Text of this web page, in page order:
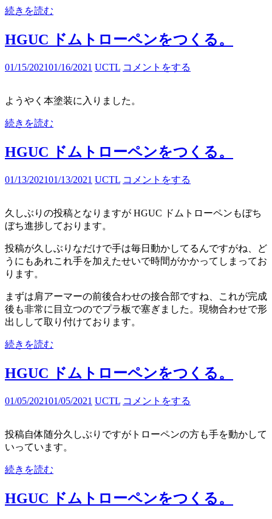
続きを読む
HGUC ドムトローペンをつくる。
01/15/202101/16/2021 UCTL コメントをする
ようやく本塗装に入りました。
続きを読む
HGUC ドムトローペンをつくる。
01/13/202101/13/2021 UCTL コメントをする
久しぶりの投稿となりますが HGUC ドムトローペンもぼち
ぼち進捗しております。
投稿が久しぶりなだけで手は毎日動かしてるんですがね、ど
うにもあれこれ手を加えたせいで時間がかかってしまってお
ります。
まずは肩アーマーの前後合わせの接合部ですね、これが完成
後も非常に目立つのでプラ板で塞ぎました。現物合わせで形
出しして取り付けております。
続きを読む
HGUC ドムトローペンをつくる。
01/05/202101/05/2021 UCTL コメントをする
投稿自体随分久しぶりですがトローペンの方も手を動かして
いっています。
続きを読む
HGUC ドムトローペンをつくる。